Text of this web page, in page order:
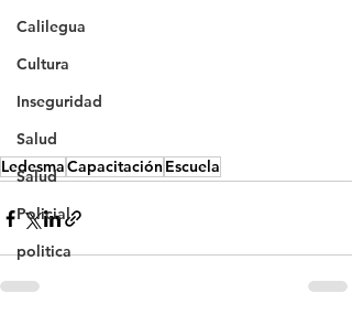
Calilegua
Cultura
Inseguridad
Salud
Salud
Policial
politica
LedesmaCapacitación Escuela